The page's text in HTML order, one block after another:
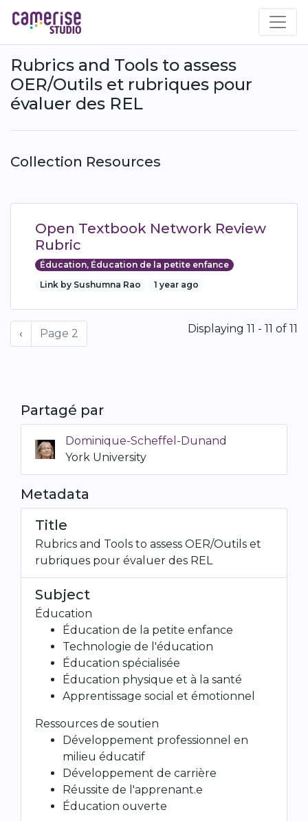
au
contenu
principal
Rubrics and Tools to assess
OER/Outils et rubriques pour
évaluer des REL
Collection Resources
Open Textbook Network Review
Rubric
Éducation, Éducation de la petite enfance
Link by Sushumna Rao
1 year ago
Pagination
Previous
page
‹ Page 2 Displaying 11 - 11 of 11
Partagé par
Dominique-Scheffel-Dunand
York University
Metadata
Title
Rubrics and Tools to assess OER/Outils et
rubriques pour évaluer des REL
Subject
Éducation
Éducation de la petite enfance
Technologie de l'éducation
Éducation spécialisée
Éducation physique et à la santé
Apprentissage social et émotionnel
Ressources de soutien
Développement professionnel en
milieu éducatif
Développement de carrière
Réussite de l'apprenant.e
Éducation ouverte